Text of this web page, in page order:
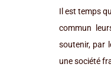
Il est temps
commun
soutenir, par
une société